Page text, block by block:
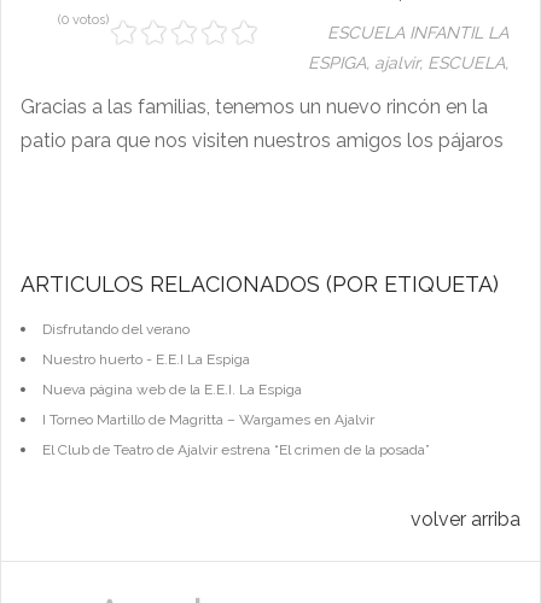
(0 votos)
ESCUELA INFANTIL LA
ESPIGA, ajalvir, ESCUELA,
Gracias a las familias, tenemos un nuevo rincón en la
patio para que nos visiten nuestros amigos los pájaros
ARTÍCULOS RELACIONADOS (POR ETIQUETA)
Disfrutando del verano
Nuestro huerto - E.E.I La Espiga
Nueva página web de la E.E.I. La Espiga
I Torneo Martillo de Magritta – Wargames en Ajalvir
El Club de Teatro de Ajalvir estrena “El crimen de la posada”
volver arriba